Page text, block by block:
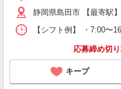
静岡県島田市 【最寄駅
【シフト例】 ・7:00
応募締め切
キープ